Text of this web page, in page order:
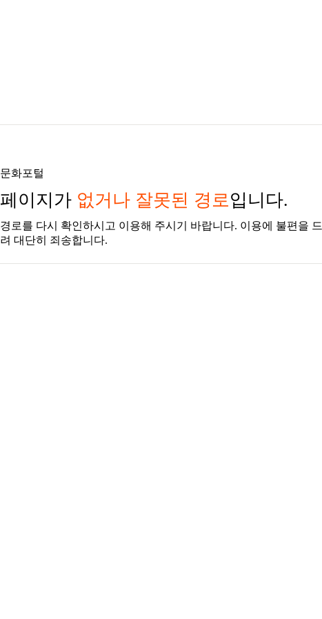
문화포털
페이지가 없거나 잘못된 경로입니다.
경로를 다시 확인하시고 이용해 주시기 바랍니다. 이용에 불편을 드
려 대단히 죄송합니다.